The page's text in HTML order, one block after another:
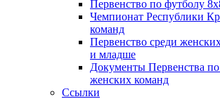
Первенство по футболу
Чемпионат Республики
команд
Первенство среди
и младше
Документы Первенства
женских команд
Ссылки